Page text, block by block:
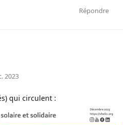
Répondre
2023
qui circulent :